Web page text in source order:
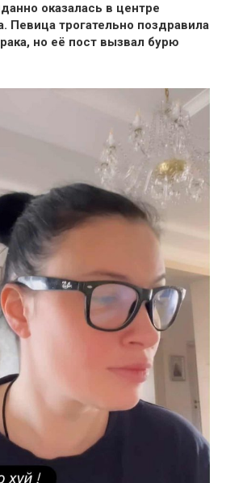
оказалась в центре
Певица трогательно поздравила
но её пост вызвал бурю